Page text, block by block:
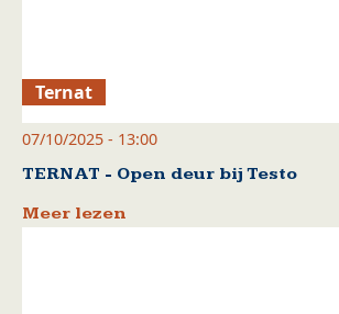
Ternat
07/10/2025 - 13:00
TERNAT - Open deur bij Testo
Meer lezen